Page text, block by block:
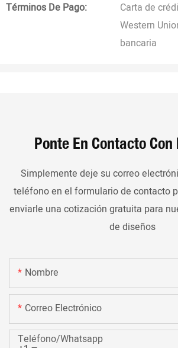
Términos De Pago:
Carta de
Western
bancaria
Ponte En Contacto
Simplemente deje su correo
teléfono en el formulario de contacto
enviarle una cotización gratuita para
de diseños
Nombre
Correo Electrónico
Teléfono/whatsapp